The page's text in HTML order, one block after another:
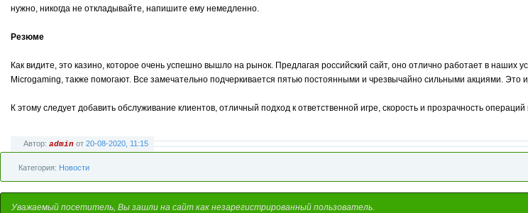
нужно, никогда не откладывайте, напишите ему немедленно.
Резюме
Как видите, это казино, которое очень успешно вышло на рынок. Предлагая российский сайт, оно отлично работает в наших
Microgaming, также помогают. Все замечательно подчеркивается пятью постоянными и чрезвычайно сильными акциями.
К этому следует добавить обслуживание клиентов, отличный подход к ответственной игре, скорость и прозрачность
Автор: admin от 20-08-2020, 11:15
Категория: Новости
Уважаемый посетитель, Вы зашли на сайт как незарегистрированный пользователь.